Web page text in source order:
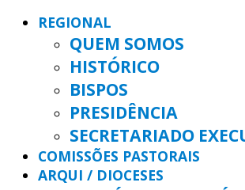
REGIONAL
QUEM SOMOS
HISTÓRICO
BISPOS
PRESIDÊNCIA
SECRETARIADO
COMISSÕES PASTORAIS
ARQUI / DIOCESES